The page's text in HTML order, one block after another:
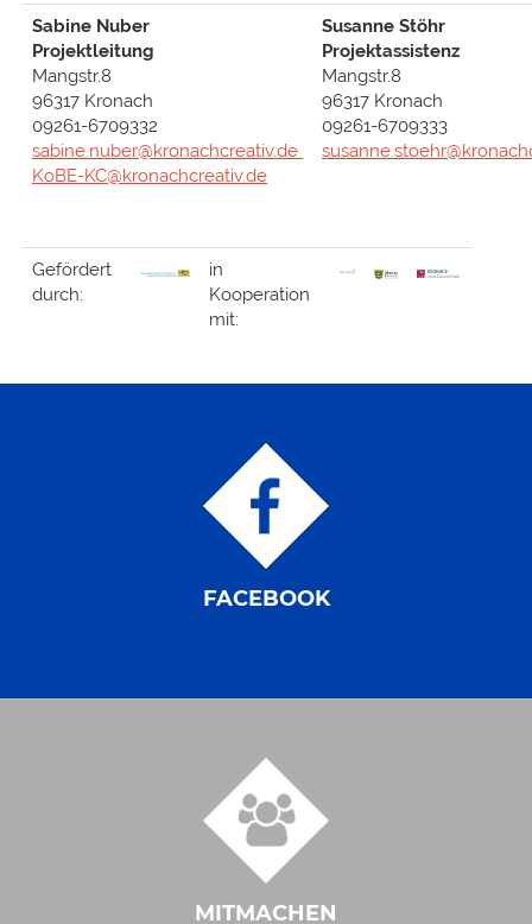
Sabine Nuber
Projektleitung
Mangstr.8
96317 Kronach
09261-6709332
sabine.nuber@kronachcreativ.de
KoBE-KC@kronachcreativ.de
Susanne Stöhr
Mangstr.8
96317 Kronach
09261-6709333
Gefördert
durch:
in
Kooperation
mit:
FACEBOOK
MITMACHEN